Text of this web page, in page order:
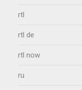
rtl
rtl de
rtl now
ru